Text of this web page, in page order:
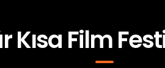
Kısa Film